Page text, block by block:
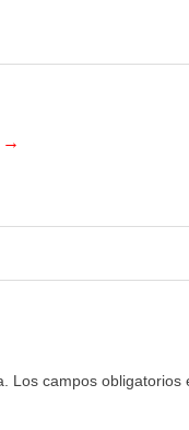
→
Los campos obligatorios